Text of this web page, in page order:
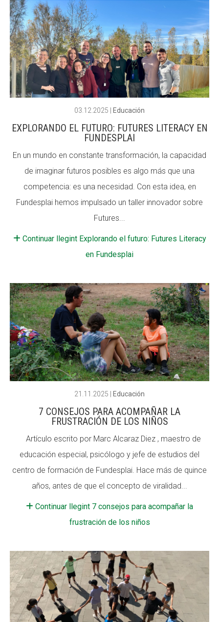
03.12.2025 Educación
EXPLORANDO EL FUTURO: FUTURES LITERACY EN
FUNDESPLAI
En un mundo en constante transformación, la capacidad
de imaginar futuros posibles es algo más que una
competencia: es una necesidad. Con esta idea, en
Fundesplai hemos impulsado un taller innovador sobre
Futures...
Continuar llegint Explorando el futuro: Futures Literacy
en Fundesplai
21.11.2025 Educación
7 CONSEJOS PARA ACOMPAÑAR LA
FRUSTRACIÓN DE LOS NIÑOS
Artículo escrito por Marc Alcaraz Diez , maestro de
educación especial, psicólogo y jefe de estudios del
centro de formación de Fundesplai. Hace más de quince
años, antes de que el concepto de viralidad...
Continuar llegint 7 consejos para acompañar la
frustración de los niños
COL·LABORA
Fes voluntariat
Fes un donatiu
Treballa amb nosaltres
COL·LABORA
Fes voluntariat
Fes un donatiu
Treballa amb nosaltres